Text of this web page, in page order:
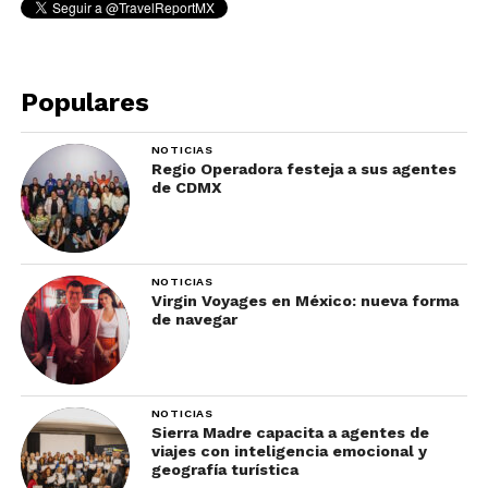
Foto: Travel Alberta, Roth and Ramberg / Banff en invierno
LasBanff Upper Hot Springs
obligadas que hacer en Banff desde hace más de
un siglo. Ideales para relajarse, ofrecen una
combinación única de minerales que se piensa
tiene grandes beneficios para la salud. La
Populares
NOTICIAS
Regio Operadora festeja a sus agentes
de CDMX
NOTICIAS
Virgin Voyages en México: nueva forma
de navegar
NOTICIAS
Sierra Madre capacita a agentes de
viajes con inteligencia emocional y
geografía turística